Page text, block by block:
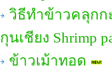
วิธีทำข้าวคลุก
กุนเชียง Shrimp
ข้าวเม้าทอด